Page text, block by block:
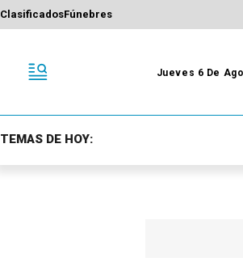
ClasificadosFúnebres
Jueves 6 De
TEMAS DE HOY: